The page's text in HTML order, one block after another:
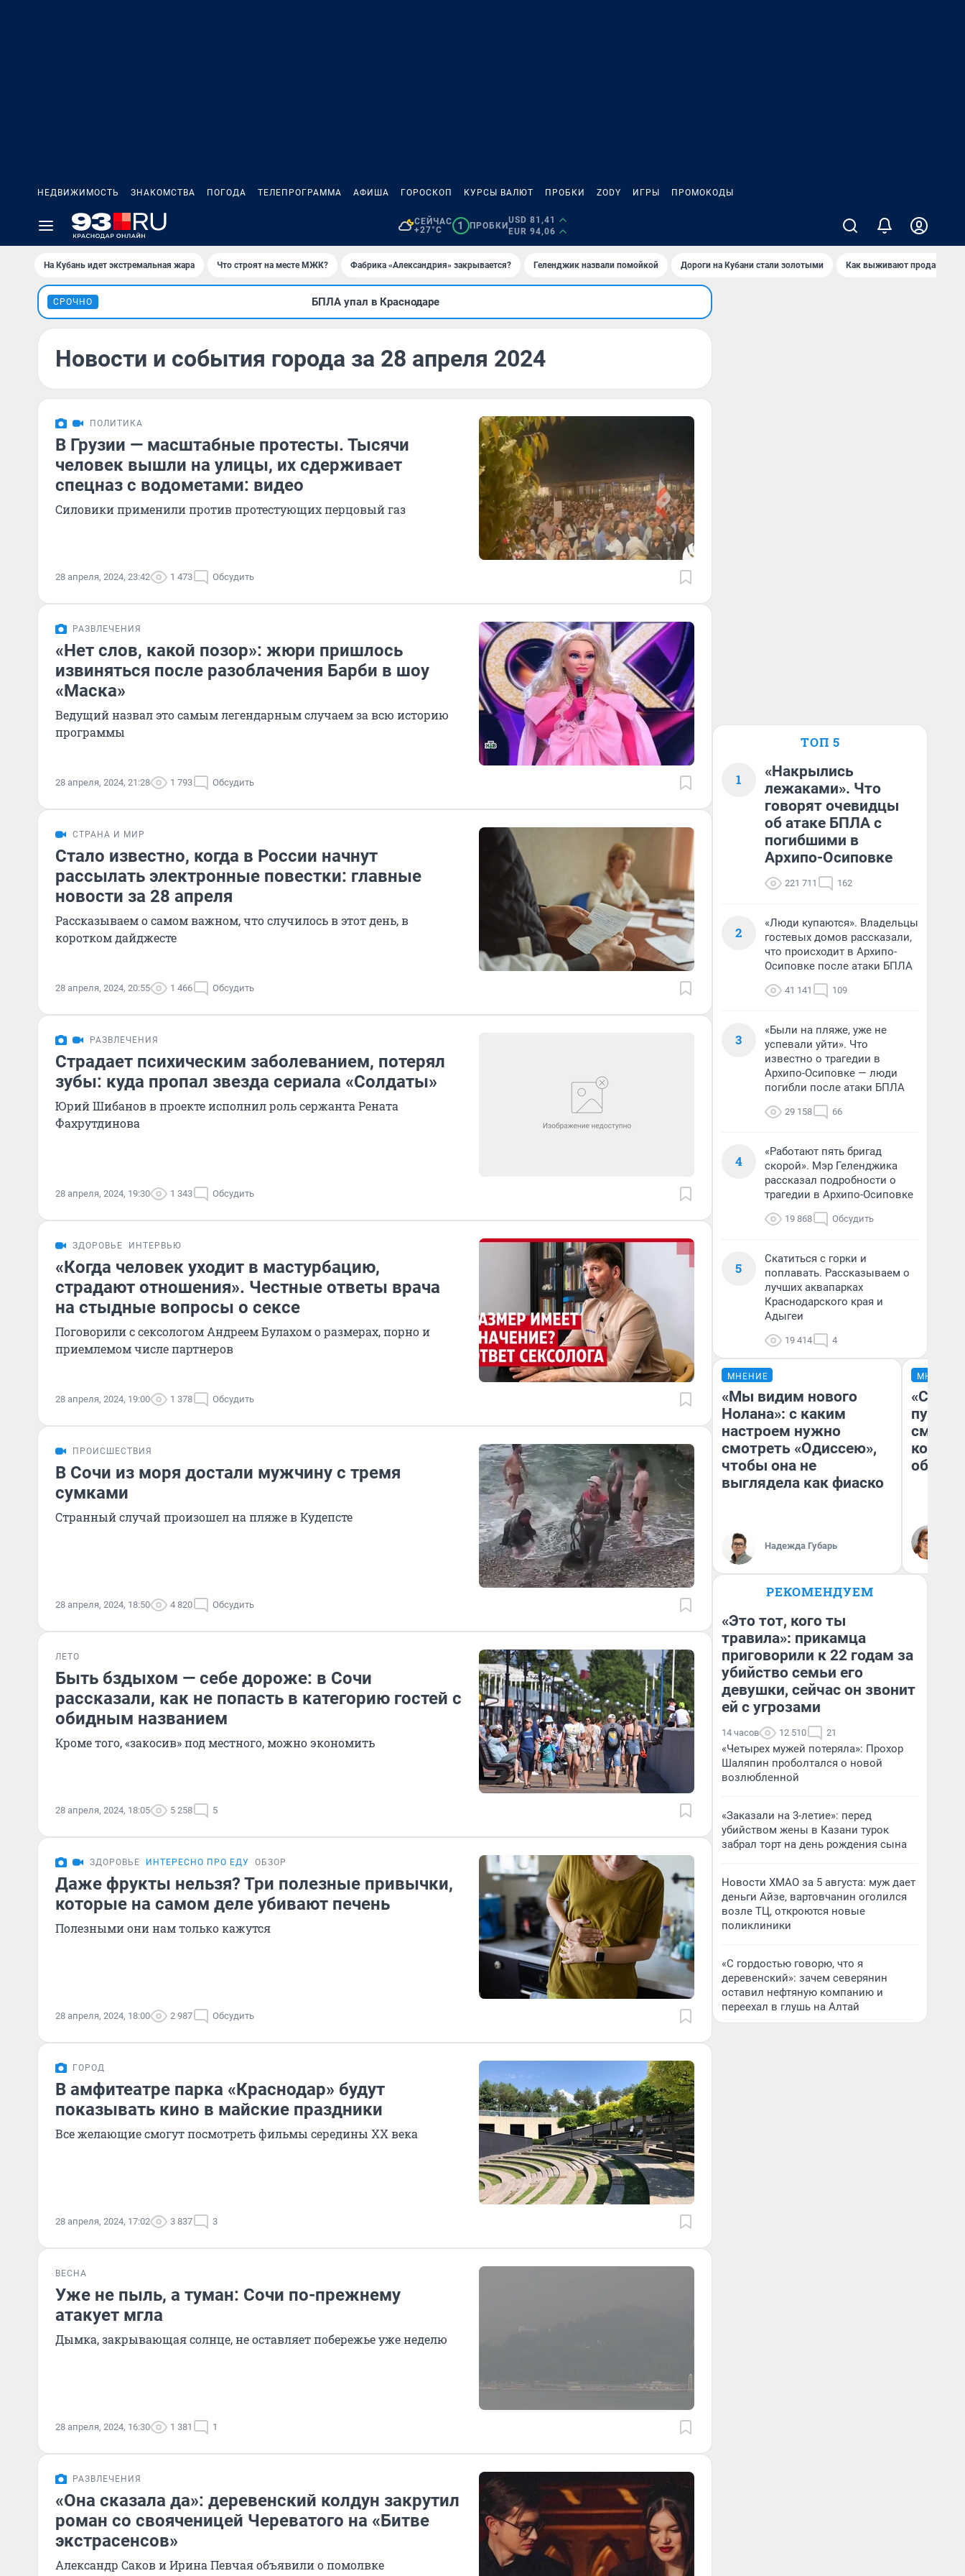
НЕДВИЖИМОСТЬ ЗНАКОМСТВА ПОГОДА ТЕЛЕПРОГРАММА АФИША ГОРОСКОП КУРСЫ ВАЛЮТ ПРОБКИ ZODY ИГРЫ ПРОМОКОДЫ
СЕЙЧАС
+27°C
1 ПРОБКИ
USD 81,41
EUR 94,06
На Кубань идет экстремальная жара Что строят на месте МЖК? Фабрика «Александрия» закрывается? Геленджик назвали помойкой Дороги на Кубани стали золотыми Как выживают продавцы
СРОЧНО БПЛА упал в Краснодаре
Новости и события города за 28 апреля 2024
ПОЛИТИКА
В Грузии — масштабные протесты. Тысячи
человек вышли на улицы, их сдерживает
спецназ с водометами: видео
Силовики применили против протестующих перцовый газ
28 апреля, 2024, 23:42 1 473 Обсудить
РАЗВЛЕЧЕНИЯ
«Нет слов, какой позор»: жюри пришлось
извиняться после разоблачения Барби в шоу
«Маска»
Ведущий назвал это самым легендарным случаем за всю историю
программы
28 апреля, 2024, 21:28 1 793 Обсудить
СТРАНА И МИР
Стало известно, когда в России начнут
рассылать электронные повестки: главные
новости за 28 апреля
Рассказываем о самом важном, что случилось в этот день, в
коротком дайджесте
28 апреля, 2024, 20:55 1 466 Обсудить
РАЗВЛЕЧЕНИЯ
Страдает психическим заболеванием, потерял
зубы: куда пропал звезда сериала «Солдаты»
Юрий Шибанов в проекте исполнил роль сержанта Рената
Фахрутдинова
28 апреля, 2024, 19:30 1 343 Обсудить
ЗДОРОВЬЕ ИНТЕРВЬЮ
«Когда человек уходит в мастурбацию,
страдают отношения». Честные ответы врача
на стыдные вопросы о сексе
Поговорили с сексологом Андреем Булахом о размерах, порно и
приемлемом числе партнеров
28 апреля, 2024, 19:00 1 378 Обсудить
ПРОИСШЕСТВИЯ
В Сочи из моря достали мужчину с тремя
сумками
Странный случай произошел на пляже в Кудепсте
28 апреля, 2024, 18:50 4 820 Обсудить
ЛЕТО
Быть бздыхом — себе дороже: в Сочи
рассказали, как не попасть в категорию гостей с
обидным названием
Кроме того, «закосив» под местного, можно экономить
28 апреля, 2024, 18:05 5 258 5
ЗДОРОВЬЕ ИНТЕРЕСНО ПРО ЕДУ ОБЗОР
Даже фрукты нельзя? Три полезные привычки,
которые на самом деле убивают печень
Полезными они нам только кажутся
28 апреля, 2024, 18:00 2 987 Обсудить
ГОРОД
В амфитеатре парка «Краснодар» будут
показывать кино в майские праздники
Все желающие смогут посмотреть фильмы середины XX века
28 апреля, 2024, 17:02 3 837 3
ВЕСНА
Уже не пыль, а туман: Сочи по-прежнему
атакует мгла
Дымка, закрывающая солнце, не оставляет побережье уже неделю
28 апреля, 2024, 16:30 1 381 1
РАЗВЛЕЧЕНИЯ
«Она сказала да»: деревенский колдун закрутил
роман со свояченицей Череватого на «Битве
экстрасенсов»
Александр Саков и Ирина Певчая объявили о помолвке
ТОП 5
1
«Накрылись
лежаками». Что
говорят очевидцы
об атаке БПЛА с
погибшими в
Архипо-Осиповке
221 711 162
2
«Люди купаются». Владельцы
гостевых домов рассказали,
что происходит в Архипо-
Осиповке после атаки БПЛА
41 141 109
3
«Были на пляже, уже не
успевали уйти». Что
известно о трагедии в
Архипо-Осиповке — люди
погибли после атаки БПЛА
29 158 66
4
«Работают пять бригад
скорой». Мэр Геленджика
рассказал подробности о
трагедии в Архипо-Осиповке
19 868 Обсудить
5
Скатиться с горки и
поплавать. Рассказываем о
лучших аквапарках
Краснодарского края и
Адыгеи
19 414 4
МНЕНИЕ
«Мы видим нового
Нолана»: с каким
настроем нужно
смотреть «Одиссею»,
чтобы она не
выглядела как фиаско
Надежда Губарь
МНЕНИЕ
РЕКОМЕНДУЕМ
«Это тот, кого ты
травила»: прикамца
приговорили к 22 годам за
убийство семьи его
девушки, сейчас он звонит
ей с угрозами
14 часов 12 510 21
«Четырех мужей потеряла»: Прохор
Шаляпин проболтался о новой
возлюбленной
«Заказали на 3-летие»: перед
убийством жены в Казани турок
забрал торт на день рождения сына
Новости ХМАО за 5 августа: муж дает
деньги Айзе, вартовчанин оголился
возле ТЦ, откроются новые
поликлиники
«С гордостью говорю, что я
деревенский»: зачем северянин
оставил нефтяную компанию и
переехал в глушь на Алтай